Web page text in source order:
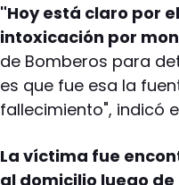
"Hoy está claro por
intoxicación por
de Bomberos para
es que fue esa la
fallecimiento", indicó
La víctima fue
al domicilio luego